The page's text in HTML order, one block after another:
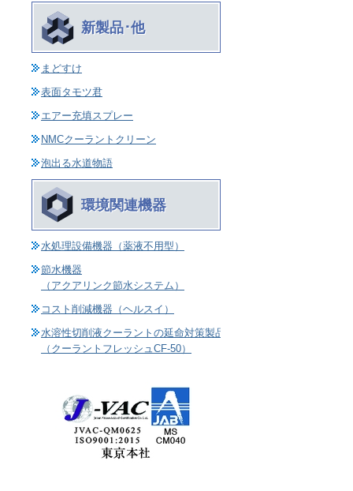
新製品･他
まどすけ
表面タモツ君
エアー充填スプレー
NMCクーラントクリーン
泡出る水道物語
環境関連機器
水処理設備機器（薬液不用型）
節水機器
（アクアリンク節水システム）
コスト削減機器（ヘルスイ）
水溶性切削液クーラントの延命対策製品
（クーラントフレッシュCF-50）